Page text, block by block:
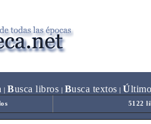
Busca libros Busca textos Ú
5122